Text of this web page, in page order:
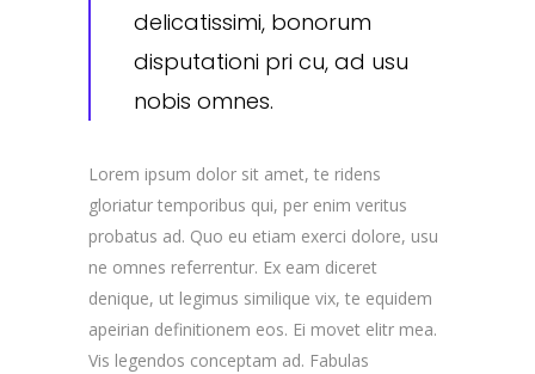
delicatissimi, bonorum
disputationi pri cu, ad usu
nobis omnes.
Lorem ipsum dolor sit amet, te ridens
gloriatur temporibus qui, per enim veritus
probatus ad. Quo eu etiam exerci dolore, usu
ne omnes referrentur. Ex eam diceret
denique, ut legimus similique vix, te equidem
apeirian definitionem eos. Ei movet elitr mea.
Vis legendos conceptam ad. Fabulas